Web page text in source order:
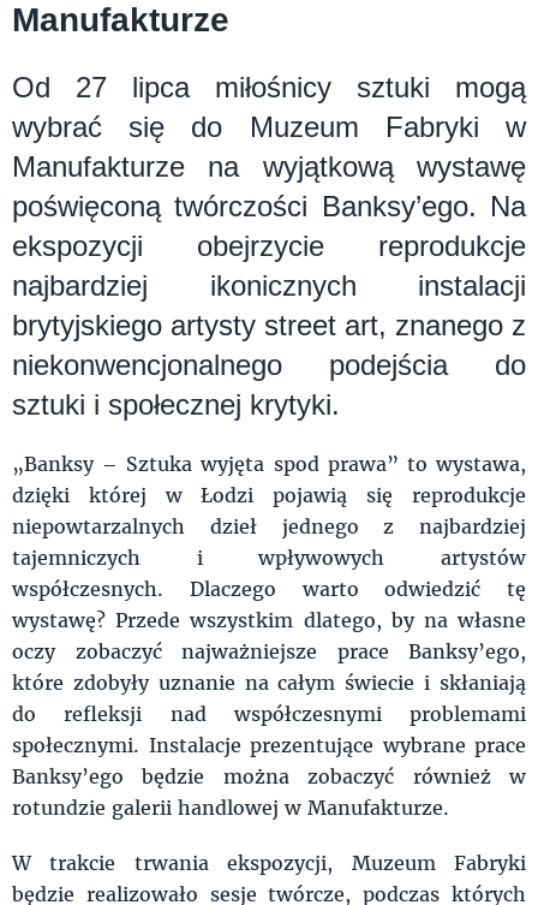
Manufakturze
Od 27 lipca miłośnicy sztuki mogą
wybrać się do Muzeum Fabryki w
Manufakturze na wyjątkową wystawę
poświęconą twórczości Banksy’ego. Na
ekspozycji obejrzycie reprodukcje
najbardziej ikonicznych instalacji
brytyjskiego artysty street art, znanego z
niekonwencjonalnego podejścia do
sztuki i społecznej krytyki.
„Banksy – Sztuka wyjęta spod prawa” to wystawa,
dzięki której w Łodzi pojawią się reprodukcje
niepowtarzalnych dzieł jednego z najbardziej
tajemniczych i wpływowych artystów
współczesnych. Dlaczego warto odwiedzić tę
wystawę? Przede wszystkim dlatego, by na własne
oczy zobaczyć najważniejsze prace Banksy’ego,
które zdobyły uznanie na całym świecie i skłaniają
do refleksji nad współczesnymi problemami
społecznymi. Instalacje prezentujące wybrane prace
Banksy’ego będzie można zobaczyć również w
rotundzie galerii handlowej w Manufakturze.
W trakcie trwania ekspozycji, Muzeum Fabryki
będzie realizowało sesje twórcze, podczas których